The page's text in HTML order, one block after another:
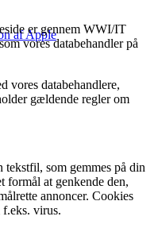
af Apple
er gennem WWI/IT
vores databehandler på
vores databehandlere,
gældende regler om
tekstfil, som gemmes på din
formål at genkende den,
annoncer. Cookies
virus.